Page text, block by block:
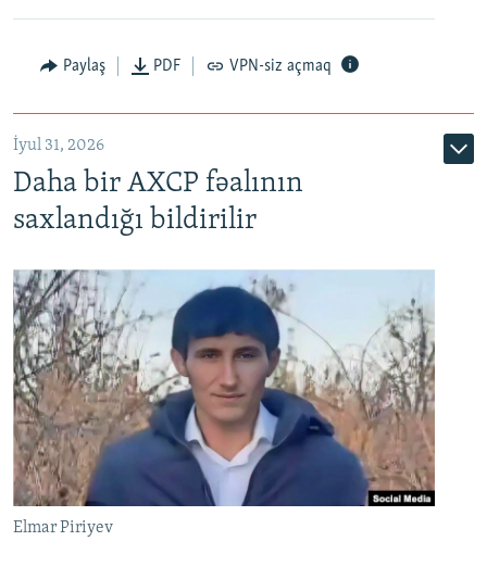
Paylaş PDF VPN-siz açmaq
İyul 31, 2026
Daha bir AXCP fəalının
saxlandığı bildirilir
Elmar Piriyev